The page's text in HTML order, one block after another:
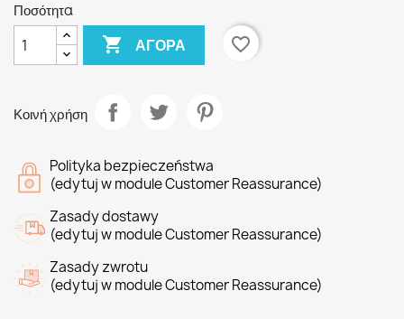
Ποσότητα
 ΑΓΟΡΆ favorite_border
Κοινή χρήση
Polityka bezpieczeństwa
(edytuj w module Customer Reassurance)
Zasady dostawy
(edytuj w module Customer Reassurance)
Zasady zwrotu
(edytuj w module Customer Reassurance)